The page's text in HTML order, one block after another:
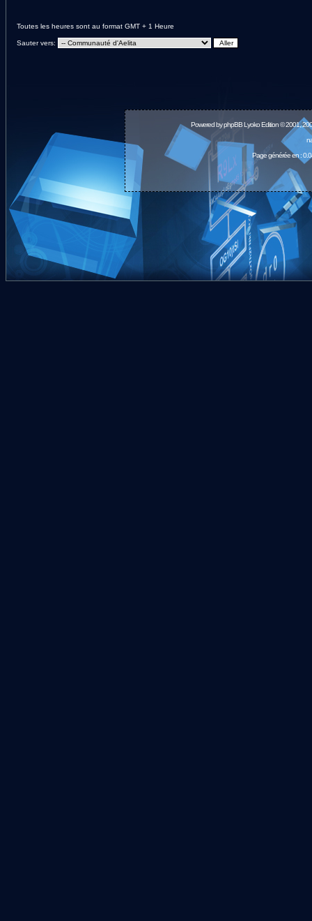
Toutes les heures sont au format GMT + 1 Heure
Sauter vers:
Powered byphpBBLyoko Edition © 2001,
Page générée en :